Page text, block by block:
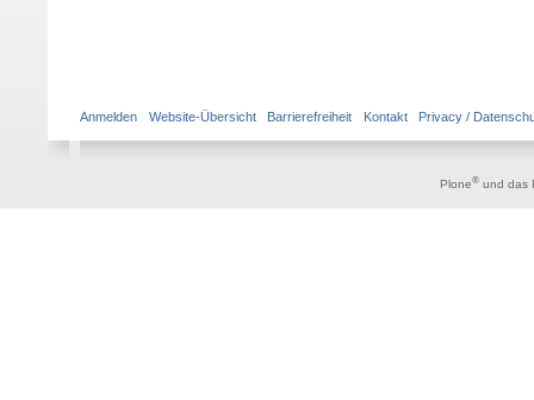
Anmelden Website-Übersicht Barrierefreiheit Kontakt Privacy /
Plone® und das